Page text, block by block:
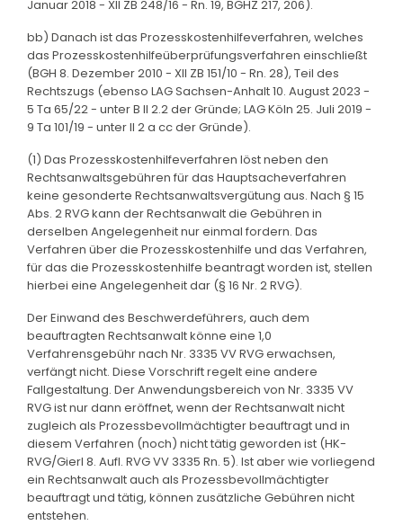
Januar 2018 - XII ZB 248/16 - Rn. 19, BGHZ 217, 206).
bb) Danach ist das Prozesskostenhilfeverfahren, welches
das Prozesskostenhilfeüberprüfungsverfahren einschließt
(BGH 8. Dezember 2010 - XII ZB 151/10 - Rn. 28), Teil des
Rechtszugs (ebenso LAG Sachsen-Anhalt 10. August 2023 -
5 Ta 65/22 - unter B II 2.2 der Gründe; LAG Köln 25. Juli 2019 -
9 Ta 101/19 - unter II 2 a cc der Gründe).
(1) Das Prozesskostenhilfeverfahren löst neben den
Rechtsanwaltsgebühren für das Hauptsacheverfahren
keine gesonderte Rechtsanwaltsvergütung aus. Nach § 15
Abs. 2 RVG kann der Rechtsanwalt die Gebühren in
derselben Angelegenheit nur einmal fordern. Das
Verfahren über die Prozesskostenhilfe und das Verfahren,
für das die Prozesskostenhilfe beantragt worden ist, stellen
hierbei eine Angelegenheit dar (§ 16 Nr. 2 RVG).
Der Einwand des Beschwerdeführers, auch dem
beauftragten Rechtsanwalt könne eine 1,0
Verfahrensgebühr nach Nr. 3335 VV RVG erwachsen,
verfängt nicht. Diese Vorschrift regelt eine andere
Fallgestaltung. Der Anwendungsbereich von Nr. 3335 VV
RVG ist nur dann eröffnet, wenn der Rechtsanwalt nicht
zugleich als Prozessbevollmächtigter beauftragt und in
diesem Verfahren (noch) nicht tätig geworden ist (HK-
RVG/Gierl 8. Aufl. RVG VV 3335 Rn. 5). Ist aber wie vorliegend
ein Rechtsanwalt auch als Prozessbevollmächtigter
beauftragt und tätig, können zusätzliche Gebühren nicht
entstehen.